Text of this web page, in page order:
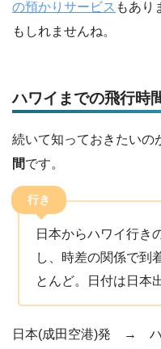
の預かりサービス もあり
もしれませんね。
ハワイまでの飛行時
続いて知っておきたいの
間です。
行き
日本からハワイ行き
し、時差の関係で到
とんど。日付は日本
日本(成田空港)発 → ハ